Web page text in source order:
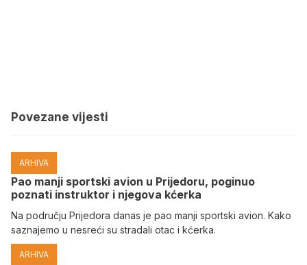
Povezane vijesti
ARHIVA
Pao manji sportski avion u Prijedoru, poginuo
poznati instruktor i njegova kćerka
Na području Prijedora danas je pao manji sportski avion. Kako
saznajemo u nesreći su stradali otac i kćerka.
ARHIVA